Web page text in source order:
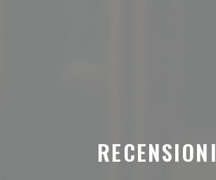
RECENSIONI